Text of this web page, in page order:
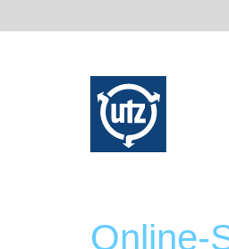
Online-